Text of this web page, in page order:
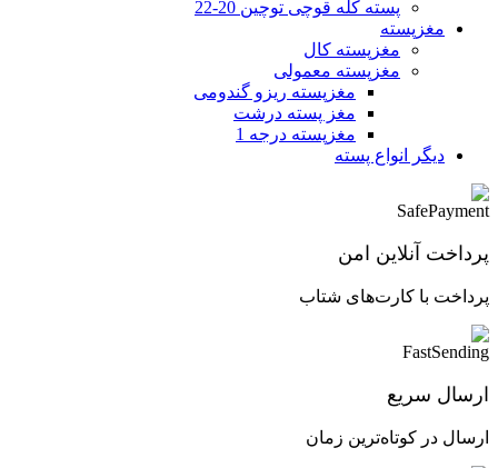
پسته کله قوچی توچین 20-22
مغزپسته
مغزپسته کال
مغزپسته معمولی
مغزپسته ریزو گندومی
مغز پسته درشت
مغزپسته درجه 1
دیگر انواع پسته
پرداخت آنلاین امن
پرداخت با کارت‌های شتاب
ارسال سریع
ارسال در کوتاه‌ترین زمان